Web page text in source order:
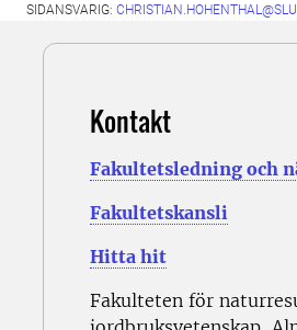
SIDANSVARIG:
Kontakt
Fakultetsledning och
Fakultetskansli
Hitta hit
Fakulteten för